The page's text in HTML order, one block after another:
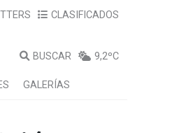
CLASIFICADOS
BUSCAR 9,2ºC
GALERÍAS